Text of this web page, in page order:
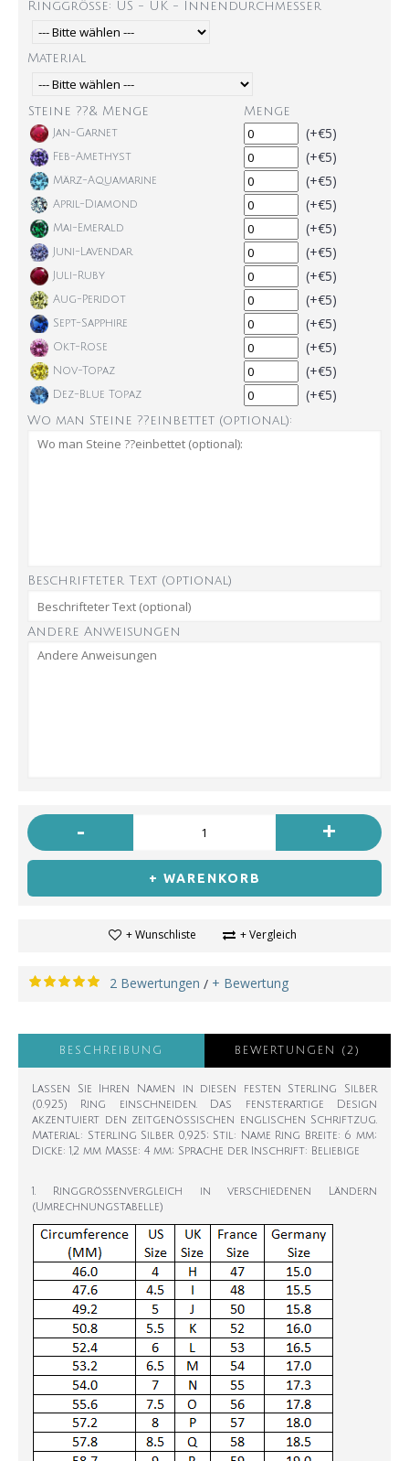
Ringgröße: US - UK - Innendurchmesser
Material
Steine ??& Menge Menge
Jan-Garnet (+€5)
Feb-Amethyst (+€5)
März-Aquamarine (+€5)
April-Diamond (+€5)
Mai-Emerald (+€5)
Juni-Lavendar (+€5)
Juli-Ruby (+€5)
Aug-Peridot (+€5)
Sept-Sapphire (+€5)
Okt-Rose (+€5)
Nov-Topaz (+€5)
Dez-Blue Topaz (+€5)
Wo man Steine ??einbettet (optional):
Beschrifteter Text (optional)
Andere Anweisungen
- +
+ WARENKORB
+ Wunschliste + Vergleich
2 Bewertungen / + Bewertung
BESCHREIBUNG BEWERTUNGEN (2)
Lassen Sie Ihren Namen in diesen festen Sterling Silber
(0.925) Ring einschneiden. Das fensterartige Design
akzentuiert den zeitgenössischen englischen Schriftzug.
Material: Sterling Silber 0,925; Stil: Name Ring Breite: 6 mm;
Dicke: 1,2 mm Maße: 4 mm; Sprache der Inschrift: Beliebige
1. Ringgrößenvergleich in verschiedenen Ländern
(Umrechnungstabelle)